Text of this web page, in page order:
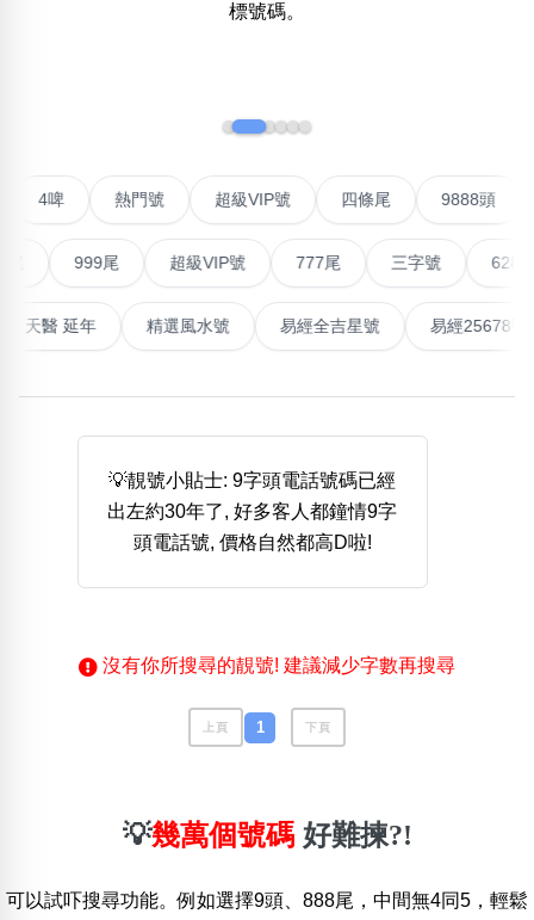
無0 無3無4無5 無7無8 無9
熱門分類
888尾
999尾 777尾 9字頭 6字頭
無4字
全大數字
5萬以上 生天延 全吉星(全號)
清除全部分類
高級分類 i
幸運分類
包含數字
生天延/貴財成
五行
標號碼。
熱門號 超級VIP號 四條尾 9888頭
999尾 超級VIP號 777尾 三字號 6288頭
能量生氣 天醫 延年 精選風水號 易經全吉星號 易經
💡靚號小貼士: 9字頭電話號碼已經
出左約30年了, 好多客人都鐘情9字
頭電話號, 價格自然都高D啦!
沒有你所搜尋的靚號! 建議減少字數再搜尋
上頁 1 下頁
💡幾萬個號碼 好難揀?!
可以試吓搜尋功能。例如選擇9頭、888尾，中間無4同5，輕鬆